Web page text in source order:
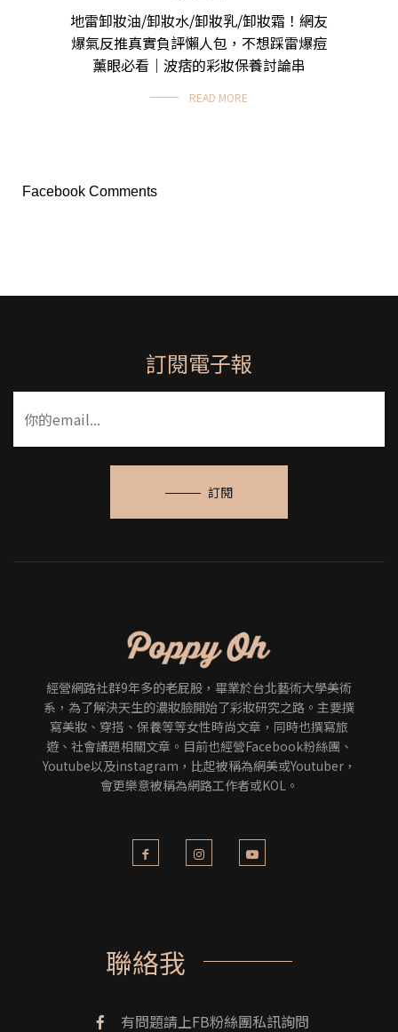
地雷卸妝油/卸妝水/卸妝乳/卸妝霜！網友
爆氣反推真實負評懶人包，不想踩雷爆痘
薰眼必看｜波痞的彩妝保養討論串
READ MORE
Facebook Comments
訂閱電子報
訂閱
經營網路社群9年多的老屁股，畢業於台北藝術大學美術
系，為了解決天生的濃妝臉開始了彩妝研究之路。主要撰
寫美妝、穿搭、保養等等女性時尚文章，同時也撰寫旅
遊、社會議題相關文章。目前也經營Facebook粉絲團、
Youtube以及instagram，比起被稱為網美或Youtuber，
會更樂意被稱為網路工作者或KOL。
聯絡我
有問題請上FB粉絲團私訊詢問